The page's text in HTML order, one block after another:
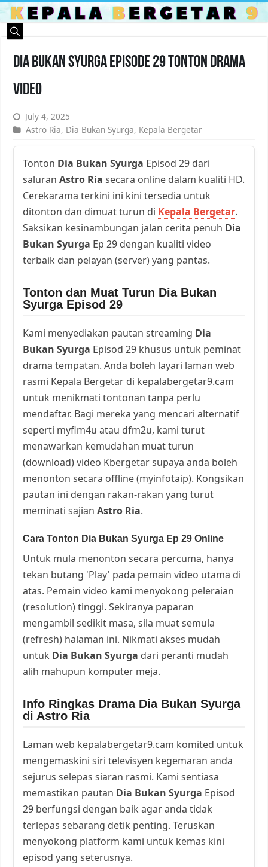
Dia Bukan Syurga Episode 29 Tonton Drama
Video
July 4, 2025
Astro Ria, Dia Bukan Syurga, Kepala Bergetar
Tonton Dia Bukan Syurga Episod 29 dari
saluranAstro Ria secara online dalam kualiti HD.
Cerekarama terkini ini kini tersedia untuk
ditonton dan dimuat turun di Kepala Bergetar.
Saksikan kesinambungan jalan cerita penuh Dia
Bukan Syurga Ep 29 dengan kualiti video
terbaik dan pelayan (server) yang pantas.
Tonton dan Muat Turun Dia Bukan
Syurga Episod 29
Kami menyediakan pautan streaming Dia
Bukan Syurga Episod 29 khusus untuk peminat
drama tempatan. Anda boleh layari laman web
rasmi Kepala Bergetar di kepalabergetar9.cam
untuk menikmati tontonan tanpa perlu
mendaftar. Bagi mereka yang mencari alternatif
seperti myflm4u atau dfm2u, kami turut
menawarkan kemudahan muat turun
(download) video Kbergetar supaya anda boleh
menonton secara offline (myinfotaip). Kongsikan
pautan ini dengan rakan-rakan yang turut
meminati sajianAstro Ria.
Cara Tonton Dia Bukan Syurga Ep 29 Online
Untuk mula menonton secara percuma, hanya
tekan butang 'Play' pada pemain video utama di
atas. Pemain video kami menyokong peleraian
(resolution) tinggi. Sekiranya paparan
mengambil sedikit masa, sila muat semula
(refresh) halaman ini. Nikmati akses mudah
untuk Dia Bukan Syurga dari peranti mudah
alih mahupun komputer meja.
Info Ringkas Drama Dia Bukan Syurga
di Astro Ria
Laman web kepalabergetar9.cam komited untuk
mengemaskini siri televisyen kegemaran anda
sejurus selepas siaran rasmi. Kami sentiasa
memastikan pautan Dia Bukan Syurga Episod
29 berfungsi dengan baik agar anda tidak
terlepas sebarang detik penting. Teruskan
menyokong platform kami untuk kemas kini
episod yang seterusnya.